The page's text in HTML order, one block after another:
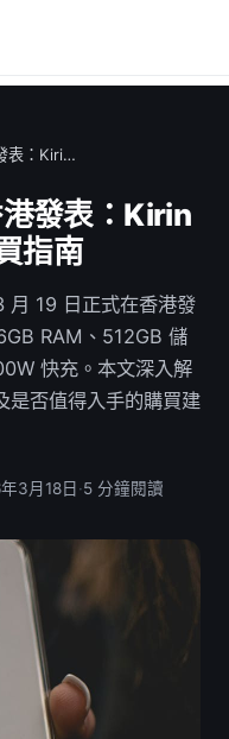
表：Kiri…
發表：Kirin
指南
19 日正式在香港發
RAM、512GB 儲
快充。本文深入解
是否值得入手的購買建
3月18日 ·5 分鐘閱讀